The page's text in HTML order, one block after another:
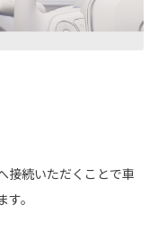
接続いただくことで車
。